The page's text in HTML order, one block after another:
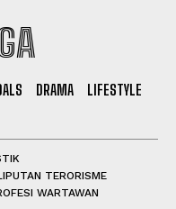
DRAMA
LIFESTYLE
TERORISME
WARTAWAN